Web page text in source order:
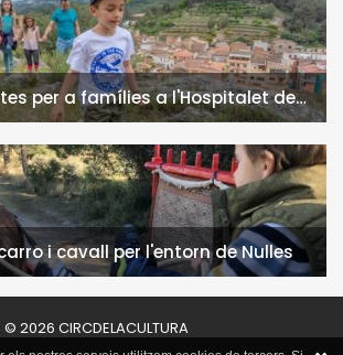
per a famílies a l'Hospitalet de
i la Vall de Llors
i cavall per l'entorn de Nulles
© 2026 CIRCDELACULTURA